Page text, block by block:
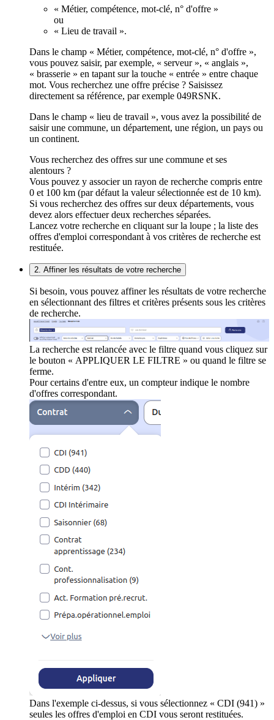
« Métier, compétence, mot-clé, n° d'offre »
ou
« Lieu de travail ».
Dans le champ « Métier, compétence, mot-clé, n° d'offre »,
vous pouvez saisir, par exemple, « serveur », « anglais »,
« brasserie » en tapant sur la touche « entrée » entre chaque
mot. Vous recherchez une offre précise ? Saisissez
directement sa référence, par exemple 049RSNK.
Dans le champ « lieu de travail », vous avez la possibilité de
saisir une commune, un département, une région, un pays ou
un continent.
Vous recherchez des offres sur une commune et ses
alentours ?
Vous pouvez y associer un rayon de recherche compris entre
0 et 100 km (par défaut la valeur sélectionnée est de 10 km).
Si vous recherchez des offres sur deux départements, vous
devez alors effectuer deux recherches séparées.
Lancez votre recherche en cliquant sur la loupe ; la liste des
offres d'emploi correspondant à vos critères de recherche est
restituée.
2. Affiner les résultats de votre recherche
Si besoin, vous pouvez affiner les résultats de votre recherche
en sélectionnant des filtres et critères présents sous les critères
de recherche.
La recherche est relancée avec le filtre quand vous cliquez sur
le bouton « APPLIQUER LE FILTRE » ou quand le filtre se
ferme.
Pour certains d'entre eux, un compteur indique le nombre
d'offres correspondant.
Dans l'exemple ci-dessus, si vous sélectionnez « CDI (941) »
seules les offres d'emploi en CDI vous seront restituées.